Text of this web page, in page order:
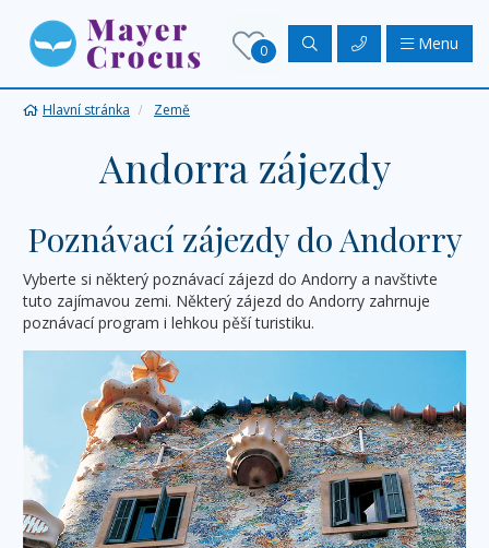
0 Menu
Hlavní stránka Země
Andorra zájezdy
Poznávací zájezdy do Andorry
Vyberte si některý poznávací zájezd do Andorry a navštivte
tuto zajímavou zemi. Některý zájezd do Andorry zahrnuje
poznávací program i lehkou pěší turistiku.